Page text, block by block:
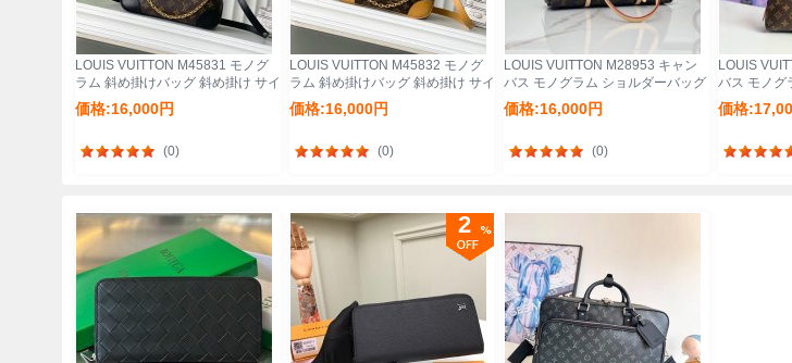
LOUIS VUITTON M45831 モノグ
ラム 斜め掛けバッグ 斜め掛け サイ
ズ:29.0x16.0x9.5cm
価格:16,000円
(0)
LOUIS VUITTON M45832 モノグ
ラム 斜め掛けバッグ 斜め掛け サイ
ズ:29.0x16.0x9.5cm
価格:16,000円
(0)
LOUIS VUITTON M28953 キャン
バス モノグラム ショルダーバッグ
ショルダー 29x14cm サイ
ズ:29x14cm
価格:16,000円
(0)
LOUIS
バス モノグ
ィースリュ
ズ:29x14cm
価格
2